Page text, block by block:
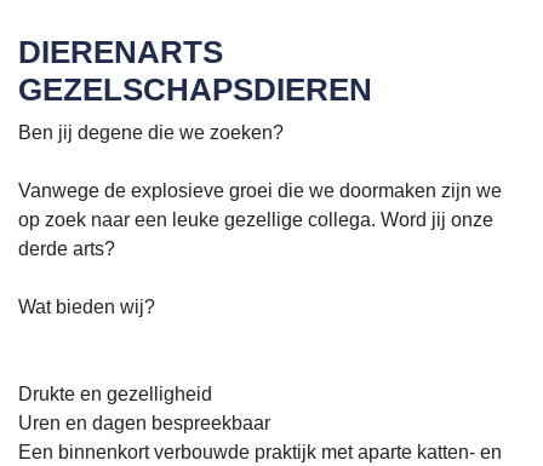
DIERENARTS
GEZELSCHAPSDIEREN
Ben jij degene die we zoeken?
Vanwege de explosieve groei die we doormaken zijn we
op zoek naar een leuke gezellige collega. Word jij onze
derde arts?
Wat bieden wij?
Drukte en gezelligheid
Uren en dagen bespreekbaar
Een binnenkort verbouwde praktijk met aparte katten- en